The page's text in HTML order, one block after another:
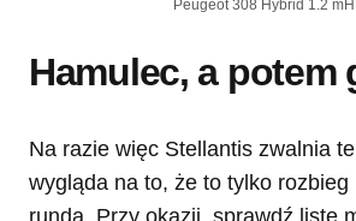
Peugeot 308 Hybrid 1.2
Hamulec, a potem
Na razie więc Stellantis zwalnia
wygląda na to, że to tylko rozbieg
rundą. Przy okazji, sprawdź listę